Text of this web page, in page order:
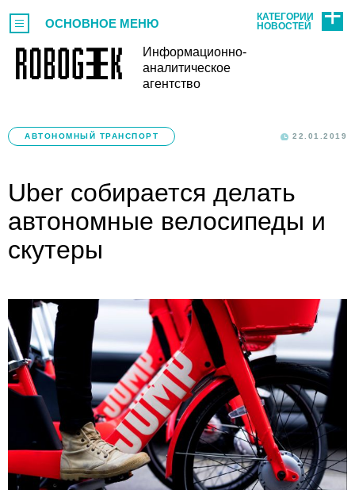
Информационно-
аналитическое
агентство
ОСНОВНОЕ МЕНЮ
КАТЕГОРИИ
НОВОСТЕЙ
АВТОНОМНЫЙ ТРАНСПОРТ 22.01.2019
Uber собирается делать
автономные велосипеды и
скутеры